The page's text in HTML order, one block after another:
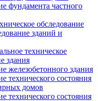
фундамента частного
обследование
зданий и
техническое
здания
железобетонного здания
технического состояния
домов
технического состояния